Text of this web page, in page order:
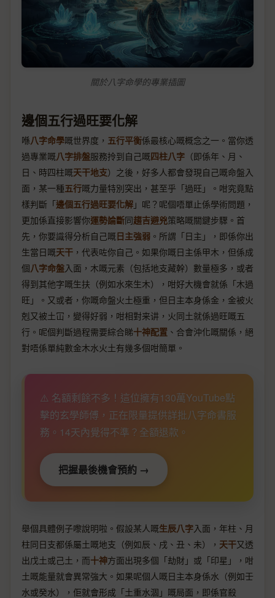
關於八字命學的專業插圖
邊個五行過旺要化解
喺八字命學嘅世界度， 五行平衡係最核心嘅概念之一。當你透
過專業嘅八字排盤服務拎到自己嘅四柱八字 （即係年、月、
日、時四柱嘅天干地支）之後，好多人都會發現自己嘅命盤入
面，某一種五行嘅力量特別突出，甚至乎「過旺」。咁究竟點
樣判斷「邊個五行過旺要化解 」呢？呢個唔單止係學術問題，
更加係直接影響你運勢論斷同趨吉避兇策略嘅關鍵步驟。首
先，你要識得分析自己嘅日主強弱 。所謂「日主」，即係你出
生當日嘅天干 ，代表咗你自己。如果你嘅日主係甲木，但係成
個八字命盤入面，木嘅元素（包括地支藏幹）數量極多，或者
得到其他字嘅生扶（例如水來生木），咁好大機會就係「木過
旺」。又或者，你嘅命盤火土極重，但日主本身係金，金被火
剋又被土冚，變得好弱，咁相對来讲，火同土就係過旺嘅五
行。呢個判斷過程需要綜合睇十神配置 、合會沖化嘅關係，絕
對唔係單純數金木水火土有幾多個咁簡單。
⚠️ 名額剩餘不多！這位擁有130萬YouTube點
擊的玄學師傅，正在限量提供詳批八字命書服
務。14天內覺得不準？全額退款。
把握最後機會預約 →
舉個具體例子嚟說明啦。假設某人嘅生辰八字入面，年柱、月
柱同日支都係屬土嘅地支（例如辰、戌、丑、未）， 天干又透
出戊土或己土，而十神方面出現多個「劫財」或「印星」，咁
土嘅能量就會異常強大。如果呢個人嘅日主本身係水（例如壬
水或癸水），佢就會形成「土重水涸」嘅局面，即係官殺